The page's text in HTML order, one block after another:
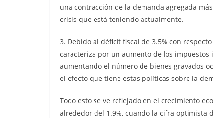
una contracción de la demanda agregada
crisis que está teniendo actualmente.
3. Debido al déficit fiscal de 3.5% con
caracteriza por un aumento de los impuestos
aumentando el número de bienes gravados
el efecto que tiene estas políticas sobre la
Todo esto se ve reflejado en el crecimiento
alrededor del 1.9%, cuando la cifra optimista